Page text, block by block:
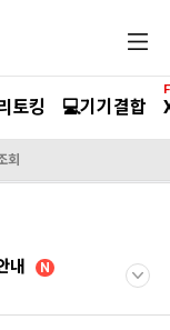
메
토킹 💻기기결합
회
내
N